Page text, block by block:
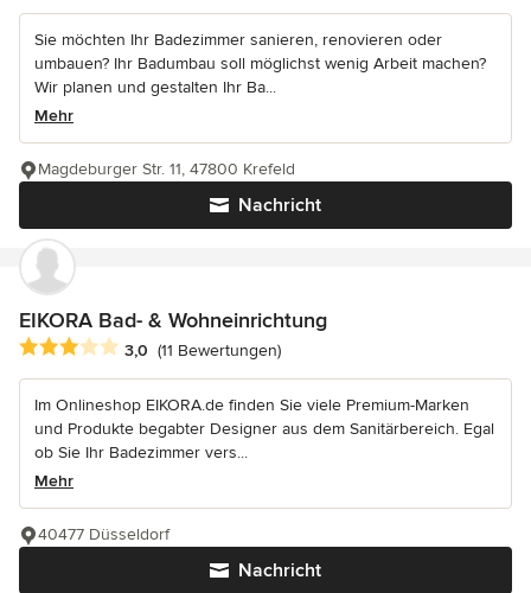
Sie möchten Ihr Badezimmer sanieren, renovieren oder
umbauen? Ihr Badumbau soll möglichst wenig Arbeit machen?
Wir planen und gestalten Ihr Ba...
Mehr
Nachricht
Magdeburger Str. 11, 47800 Krefeld
EIKORA Bad- & Wohneinrichtung
Durchschnittliche Bewertung: 3 von 5 Sternen
3,0 (11 Bewertungen)
Im Onlineshop EIKORA.de finden Sie viele Premium-Marken
und Produkte begabter Designer aus dem Sanitärbereich. Egal
ob Sie Ihr Badezimmer vers...
Mehr
Nachricht
40477 Düsseldorf